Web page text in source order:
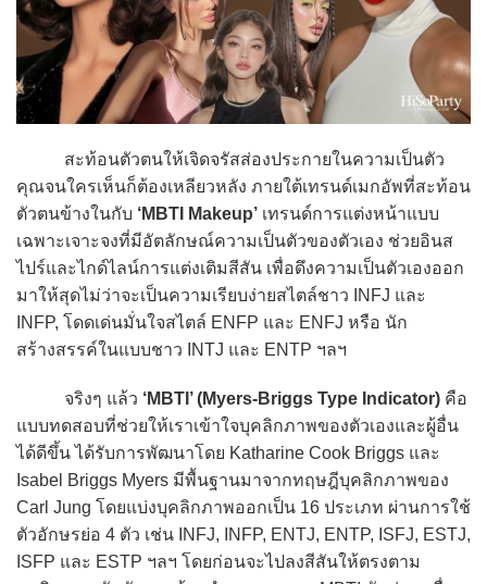
สะท้อนตัวตนให้เจิดจรัสส่องประกายในความเป็นตัว
คุณจนใครเห็นก็ต้องเหลียวหลัง ภายใต้เทรนด์เมกอัพที่สะท้อน
ตัวตนข้างในกับ ‘MBTI Makeup’ เทรนด์การแต่งหน้าแบบ
เฉพาะเจาะจงที่มีอัตลักษณ์ความเป็นตัวของตัวเอง ช่วยอินส
ไปร์และไกด์ไลน์การแต่งเติมสีสัน เพื่อดึงความเป็นตัวเองออก
มาให้สุดไม่ว่าจะเป็นความเรียบง่ายสไตล์ชาว INFJ และ
INFP, โดดเด่นมั่นใจสไตล์ ENFP และ ENFJ หรือ นัก
สร้างสรรค์ในแบบชาว INTJ และ ENTP ฯลฯ
จริงๆ แล้ว ‘MBTI’ (Myers-Briggs Type Indicator) คือ
แบบทดสอบที่ช่วยให้เราเข้าใจบุคลิกภาพของตัวเองและผู้อื่น
ได้ดีขึ้น ได้รับการพัฒนาโดย Katharine Cook Briggs และ
Isabel Briggs Myers มีพื้นฐานมาจากทฤษฎีบุคลิกภาพของ
Carl Jung โดยแบ่งบุคลิกภาพออกเป็น 16 ประเภท ผ่านการใช้
ตัวอักษรย่อ 4 ตัว เช่น INFJ, INFP, ENTJ, ENTP, ISFJ, ESTJ,
ISFP และ ESTP ฯลฯ โดยก่อนจะไปลงสีสันให้ตรงตาม